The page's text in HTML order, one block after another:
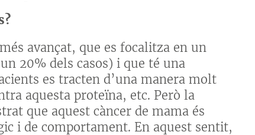
avançat, que es focalitza en un
20% dels casos) i que té una
es tracten d’una manera molt
aquesta proteïna, etc. Però la
que aquest càncer de mama és
i de comportament. En aquest sentit,